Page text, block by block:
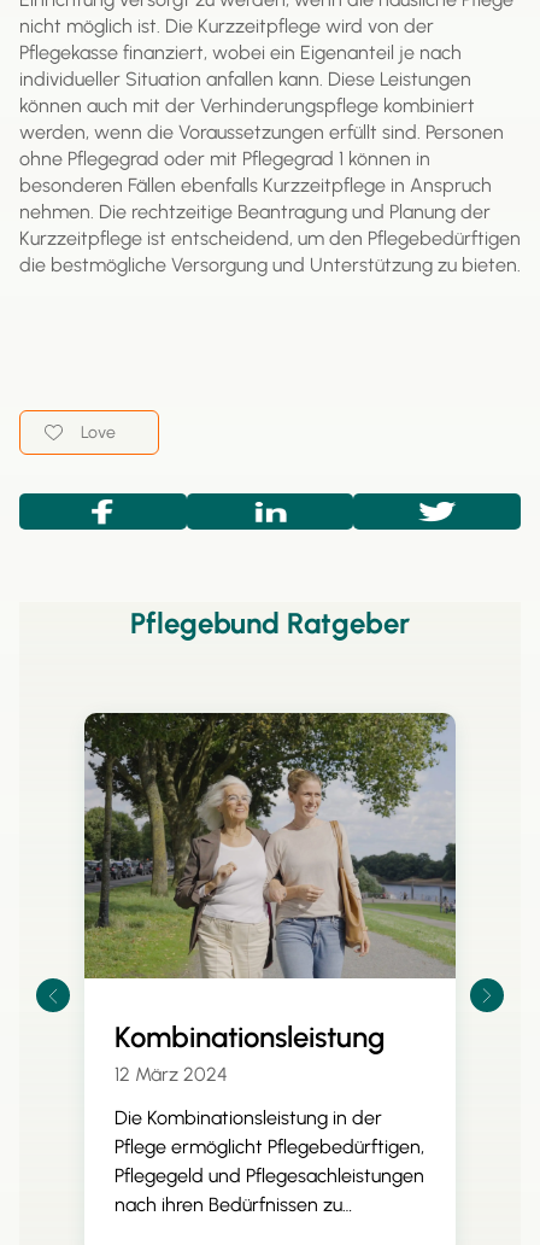
nicht möglich ist. Die Kurzzeitpflege wird von der
Pflegekasse finanziert, wobei ein Eigenanteil je nach
individueller Situation anfallen kann. Diese Leistungen
können auch mit der Verhinderungspflege kombiniert
werden, wenn die Voraussetzungen erfüllt sind. Personen
ohne Pflegegrad oder mit Pflegegrad 1 können in
besonderen Fällen ebenfalls Kurzzeitpflege in Anspruch
nehmen. Die rechtzeitige Beantragung und Planung der
Kurzzeitpflege ist entscheidend, um den Pflegebedürftigen
die bestmögliche Versorgung und Unterstützung zu bieten.
Love
Pflegebund Ratgeber
Kombinationsleistung
12 März 2024
Die Kombinationsleistung in der
Pflege ermöglicht Pflegebedürftigen,
Pflegegeld und Pflegesachleistungen
nach ihren Bedürfnissen zu